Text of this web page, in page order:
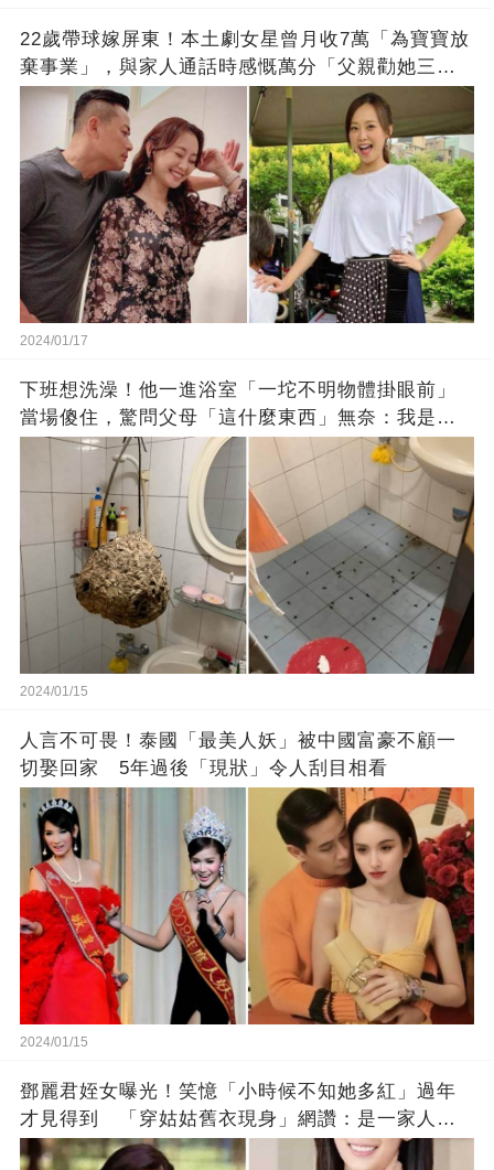
22歲帶球嫁屏東！本土劇女星曾月收7萬「為寶寶放
棄事業」，與家人通話時感慨萬分「父親勸她三
思」：只有過一次眼淚
2024/01/17
下班想洗澡！他一進浴室「一坨不明物體掛眼前」
當場傻住，驚問父母「這什麼東西」無奈：我是親
生的嗎？
2024/01/15
人言不可畏！泰國「最美人妖」被中國富豪不顧一
切娶回家 5年過後「現狀」令人刮目相看
2024/01/15
鄧麗君姪女曝光！笑憶「小時候不知她多紅」過年
才見得到 「穿姑姑舊衣現身」網讚：是一家人沒
錯!